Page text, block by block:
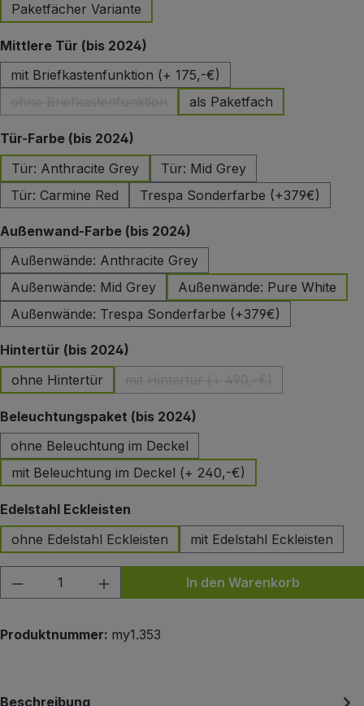
Paketfächer Variante
Mittlere Tür (bis 2024)
mit Briefkastenfunktion (+ 175,-€)
(Diese Option ist zurzeit nicht verfügbar.)
als Paketfach
Tür-Farbe (bis 2024)
Tür: Anthracite Grey
Tür: Mid Grey
Tür: Carmine Red
Trespa Sonderfarbe (+379€)
Außenwand-Farbe (bis 2024)
Außenwände: Anthracite Grey
Außenwände: Mid Grey
Außenwände: Pure White
Außenwände: Trespa Sonderfarbe (+379€)
Hintertür (bis 2024)
ohne Hintertür
Beleuchtungspaket (bis 2024)
ohne Beleuchtung im Deckel
mit Beleuchtung im Deckel (+ 240,-€)
Edelstahl Eckleisten
ohne Edelstahl Eckleisten
mit Edelstahl Eckleisten
Produkt Anzahl: Gib den gewünschten
In den Warenkorb
Produktnummer: my1.353
Beschreibung